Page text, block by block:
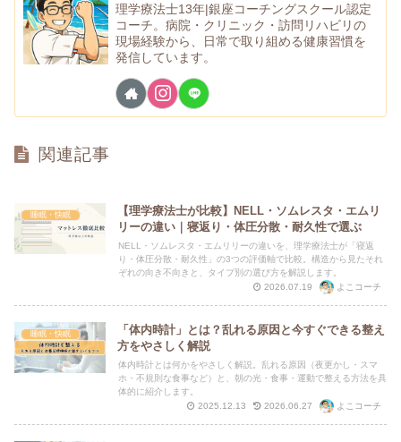
理学療法士13年|銀座コーチングスクール認定
コーチ。病院・クリニック・訪問リハビリの
現場経験から、日常で取り組める健康習慣を
発信しています。
関連記事
睡眠・快眠
【理学療法士が比較】NELL・ソムレスタ・エムリ
リーの違い｜寝返り・体圧分散・耐久性で選ぶ
NELL・ソムレスタ・エムリリーの違いを、理学療法士が「寝返
り・体圧分散・耐久性」の3つの評価軸で比較。構造から見たそれ
ぞれの向き不向きと、タイプ別の選び方を解説します。
2026.07.19
よこコーチ
睡眠・快眠
「体内時計」とは？乱れる原因と今すぐできる整え
方をやさしく解説
体内時計とは何かをやさしく解説。乱れる原因（夜更かし・スマ
ホ・不規則な食事など）と、朝の光・食事・運動で整える方法を具
体的に紹介します。
2025.12.13
2026.06.27 よこコーチ